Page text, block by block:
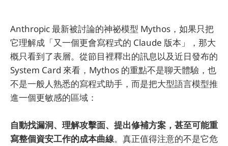
Anthropic 最新被討論的神祕模型 Mythos，如果只把
它理解成「又一個更會寫程式的 Claude 版本」，那大
概只看到了表層。從節目裡釋出的訊息以及近日發布的
System Card 來看，Mythos 的重點不是聊天體驗，也
不是一般人熟悉的寫程式助手，而是把大型語言模型推
進一個更敏感的區域：
自動找漏洞、理解攻擊面、提出修補方案，甚至可能重
寫整個資安工作的成本曲線。真正值得注意的不是它危